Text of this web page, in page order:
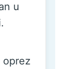
u
oprez